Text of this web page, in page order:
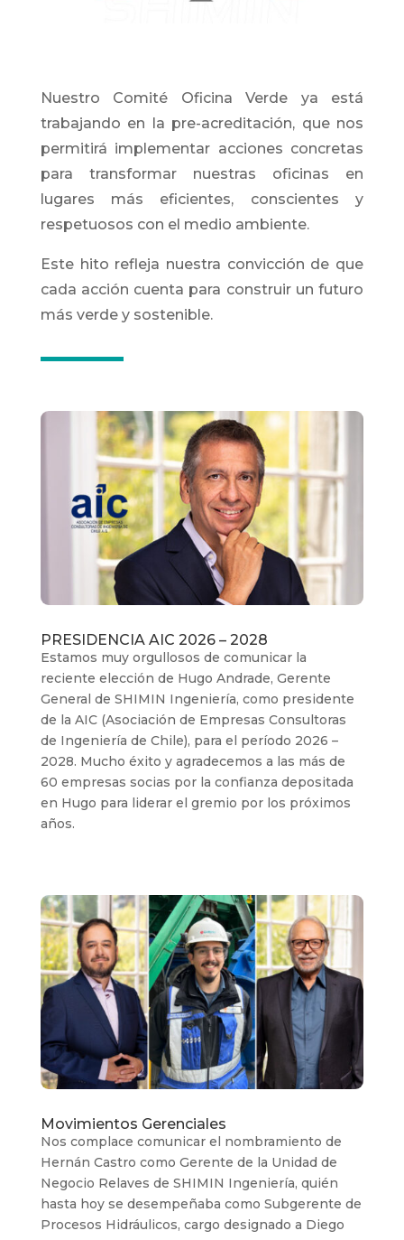
Nuestro Comité Oficina Verde ya está
trabajando en la pre-acreditación, que nos
permitirá implementar acciones concretas
para transformar nuestras oficinas en
lugares más eficientes, conscientes y
respetuosos con el medio ambiente.
Este hito refleja nuestra convicción de que
cada acción cuenta para construir un futuro
más verde y sostenible.
PRESIDENCIA AIC 2026 – 2028
Estamos muy orgullosos de comunicar la
reciente elección de Hugo Andrade, Gerente
General de SHIMIN Ingeniería, como presidente
de la AIC (Asociación de Empresas Consultoras
de Ingeniería de Chile), para el período 2026 –
2028. Mucho éxito y agradecemos a las más de
60 empresas socias por la confianza depositada
en Hugo para liderar el gremio por los próximos
años.
Movimientos Gerenciales
Nos complace comunicar el nombramiento de
Hernán Castro como Gerente de la Unidad de
Negocio Relaves de SHIMIN Ingeniería, quién
hasta hoy se desempeñaba como Subgerente de
Procesos Hidráulicos, cargo designado a Diego